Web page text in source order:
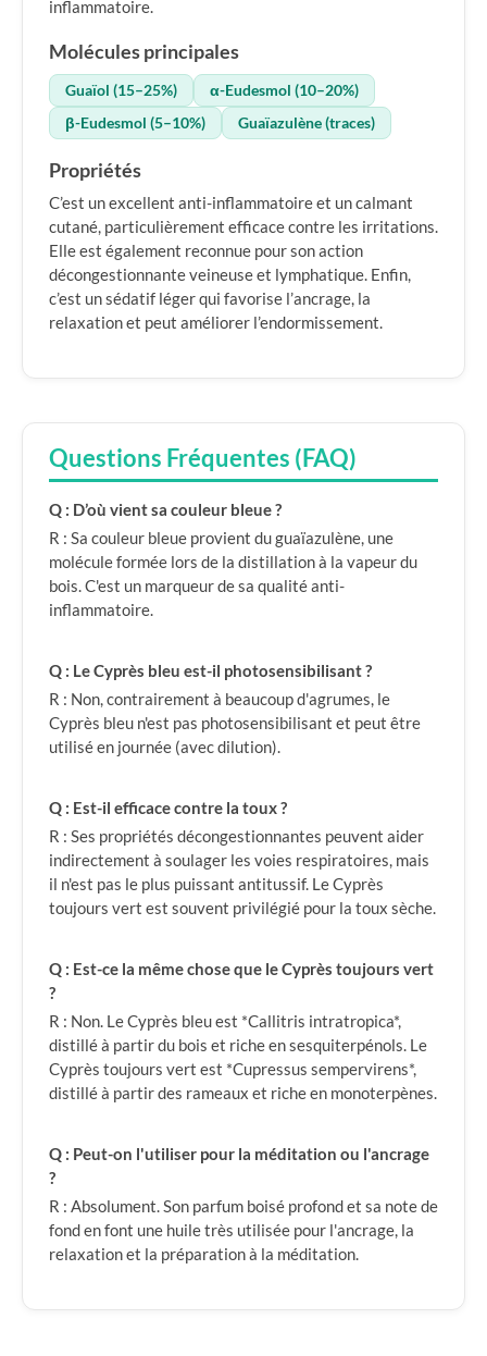
inflammatoire.
Molécules principales
Guaïol (15–25%)
α-Eudesmol (10–20%)
β-Eudesmol (5–10%)
Guaïazulène (traces)
Propriétés
C’est un excellent anti-inflammatoire et un calmant
cutané, particulièrement efficace contre les irritations.
Elle est également reconnue pour son action
décongestionnante veineuse et lymphatique. Enfin,
c’est un sédatif léger qui favorise l’ancrage, la
relaxation et peut améliorer l’endormissement.
Questions Fréquentes (FAQ)
Q : D’où vient sa couleur bleue ?
R : Sa couleur bleue provient du guaïazulène, une
molécule formée lors de la distillation à la vapeur du
bois. C'est un marqueur de sa qualité anti-
inflammatoire.
Q : Le Cyprès bleu est-il photosensibilisant ?
R : Non, contrairement à beaucoup d'agrumes, le
Cyprès bleu n'est pas photosensibilisant et peut être
utilisé en journée (avec dilution).
Q : Est-il efficace contre la toux ?
R : Ses propriétés décongestionnantes peuvent aider
indirectement à soulager les voies respiratoires, mais
il n'est pas le plus puissant antitussif. Le Cyprès
toujours vert est souvent privilégié pour la toux sèche.
Q : Est-ce la même chose que le Cyprès toujours vert
?
R : Non. Le Cyprès bleu est *Callitris intratropica*,
distillé à partir du bois et riche en sesquiterpénols. Le
Cyprès toujours vert est *Cupressus sempervirens*,
distillé à partir des rameaux et riche en monoterpènes.
Q : Peut-on l'utiliser pour la méditation ou l'ancrage
?
R : Absolument. Son parfum boisé profond et sa note de
fond en font une huile très utilisée pour l'ancrage, la
relaxation et la préparation à la méditation.